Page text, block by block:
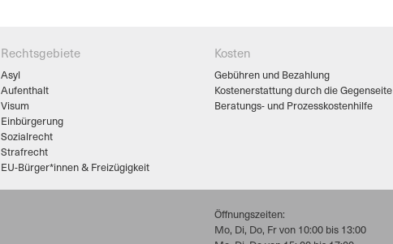
Rechtsgebiete
Asyl
Aufenthalt
Visum
Einbürgerung
Sozialrecht
Strafrecht
EU-Bürger*innen & Freizügigkeit
Kosten
Gebühren und Bezahlung
Kostenerstattung durch die Gegenseite
Beratungs- und Prozesskostenhilfe
Öffnungszeiten:
Mo, Di, Do, Fr von 10:00 bis 13:00